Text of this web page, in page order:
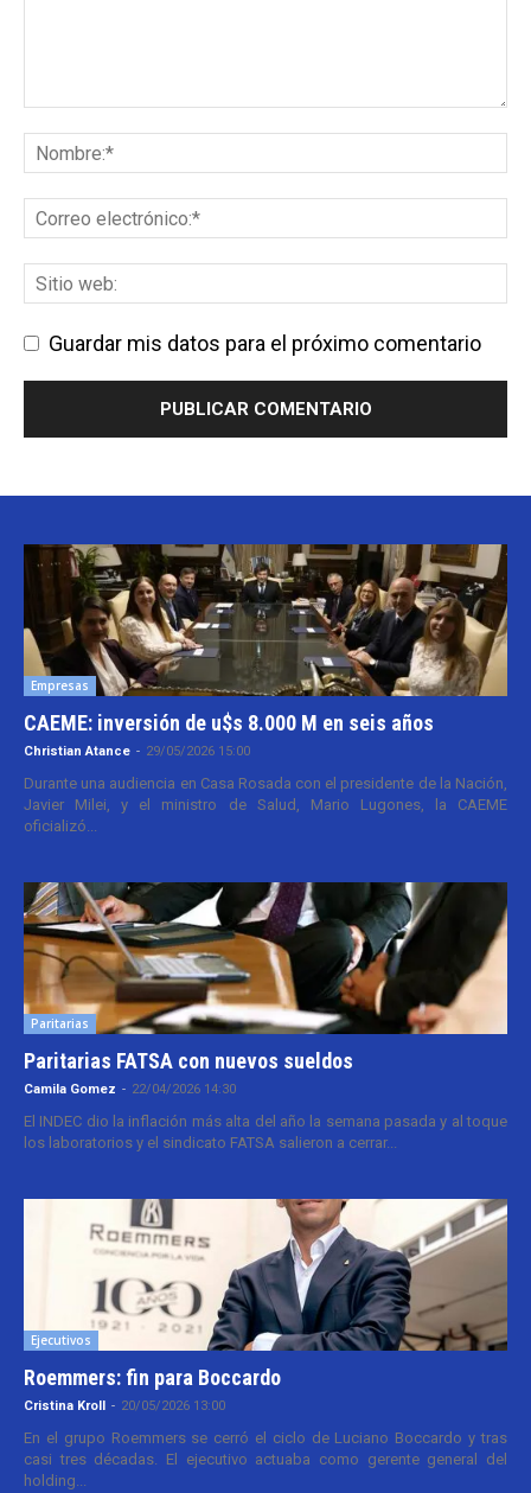
Guardar mis datos para el próximo comentario
Empresas
CAEME: inversión de u$s 8.000 M en seis años
Christian Atance - 29/05/2026 15:00
Durante una audiencia en Casa Rosada con el presidente de la Nación,
Javier Milei, y el ministro de Salud, Mario Lugones, la CAEME
oficializó...
Paritarias
Paritarias FATSA con nuevos sueldos
Camila Gomez - 22/04/2026 14:30
El INDEC dio la inflación más alta del año la semana pasada y al toque
los laboratorios y el sindicato FATSA salieron a cerrar...
Ejecutivos
Roemmers: fin para Boccardo
Cristina Kroll - 20/05/2026 13:00
En el grupo Roemmers se cerró el ciclo de Luciano Boccardo y tras
casi tres décadas. El ejecutivo actuaba como gerente general del
holding...